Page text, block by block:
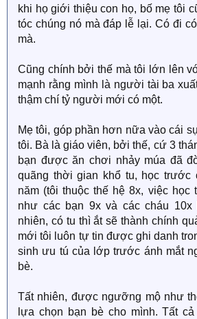
khi họ giới thiệu con họ, bố mẹ tôi
tóc chúng nó mà đáp lễ lại. Có đi
mà.
Cũng chính bởi thế mà tôi lớn lên
mạnh rằng mình là người tài ba
thậm chí tỷ người mới có một.
Mẹ tôi, góp phần hơn nữa vào cái
tôi. Bà là giáo viên, bởi thế, cứ 3
bạn được ăn chơi nhảy múa đã
quãng thời gian khổ tu, học trước
năm (tôi thuộc thế hệ 8x, việc học
như các bạn 9x và các cháu
nhiên, có tu thì ắt sẽ thành chính
mới tôi luôn tự tin được ghi danh
sinh ưu tú của lớp trước ánh mắt
bè.
Tất nhiên, được ngưỡng mộ như
lựa chọn bạn bè cho mình. Tất